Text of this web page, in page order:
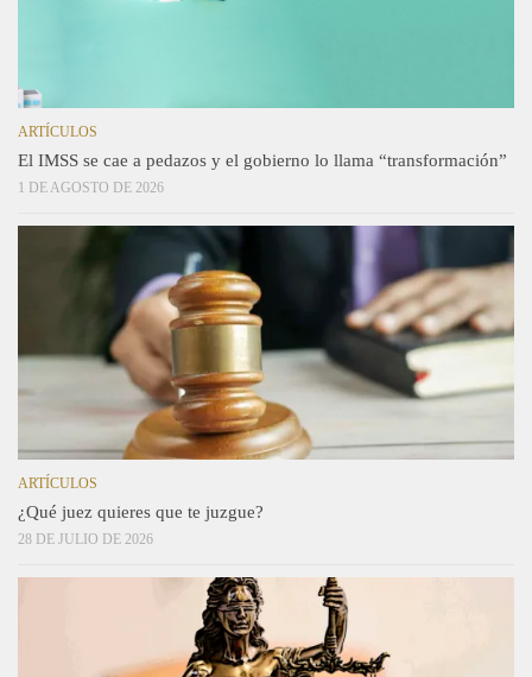
ARTÍCULOS
El IMSS se cae a pedazos y el gobierno lo llama “transformación”
1 DE AGOSTO DE 2026
ARTÍCULOS
¿Qué juez quieres que te juzgue?
28 DE JULIO DE 2026